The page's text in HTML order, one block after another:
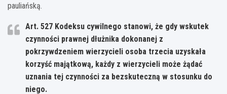
pauliańską.
Art. 527 Kodeksu cywilnego stanowi, że gdy wskutek
czynności prawnej dłużnika dokonanej z
pokrzywdzeniem wierzycieli osoba trzecia uzyskała
korzyść majątkową, każdy z wierzycieli może żądać
uznania tej czynności za bezskuteczną w stosunku do
niego.